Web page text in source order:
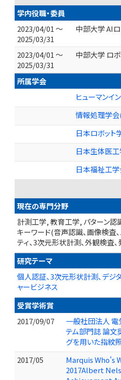
学内役職・委員
2023/04/01 ～
2025/03/31
中部大学 AI
2023/04/01 ～
2025/03/31
中部大学 ロ
所属学会
ヒューマンイ
情報処理学
日本ロボット
日本生体医
日本福祉工
現在の専門分野
計測工学, 教育工学, パターン認
キーワード(音声認識、画像検査
ティ、3次元形状計測、外観検査
研究テーマ
個人認証、3次元形状計測、デジ
ャービジネス
受賞学術賞
2017/09/07
一般社団法人 電
テム部門誌 論文
グを用いた指紋
2017/05
Marquis Who's
2017Albert